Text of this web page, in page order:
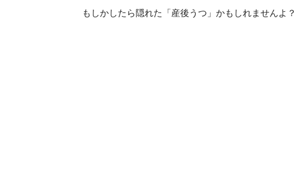
もしかしたら隠れた「産後うつ」かもしれませんよ？